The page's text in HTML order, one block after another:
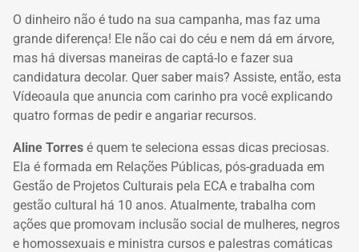
O dinheiro não é tudo na sua campanha, mas faz uma
grande diferença! Ele não cai do céu e nem dá em árvore,
mas há diversas maneiras de captá-lo e fazer sua
candidatura decolar. Quer saber mais? Assiste, então, esta
Vídeoaula que anuncia com carinho pra você explicando
quatro formas de pedir e angariar recursos.
Aline Torres é quem te seleciona essas dicas preciosas.
Ela é formada em Relações Públicas, pós-graduada em
Gestão de Projetos Culturais pela ECA e trabalha com
gestão cultural há 10 anos. Atualmente, trabalha com
ações que promovam inclusão social de mulheres, negros
e homossexuais e ministra cursos e palestras comáticas